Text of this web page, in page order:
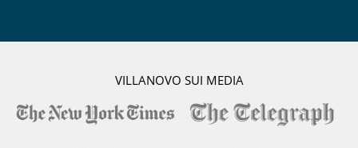
VILLANOVO SUI MEDIA